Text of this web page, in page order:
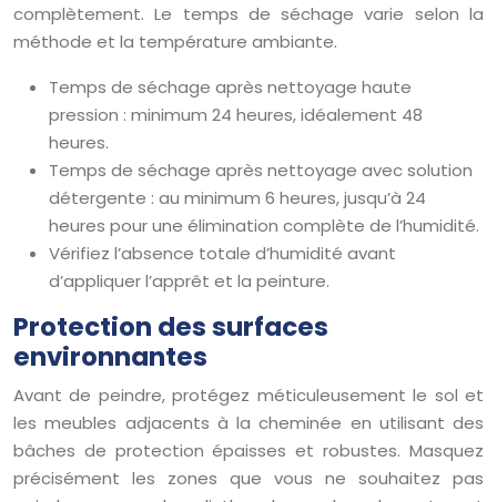
complètement. Le temps de séchage varie selon la
méthode et la température ambiante.
Temps de séchage après nettoyage haute
pression : minimum 24 heures, idéalement 48
heures.
Temps de séchage après nettoyage avec solution
détergente : au minimum 6 heures, jusqu’à 24
heures pour une élimination complète de l’humidité.
Vérifiez l’absence totale d’humidité avant
d’appliquer l’apprêt et la peinture.
Protection des surfaces
environnantes
Avant de peindre, protégez méticuleusement le sol et
les meubles adjacents à la cheminée en utilisant des
bâches de protection épaisses et robustes. Masquez
précisément les zones que vous ne souhaitez pas